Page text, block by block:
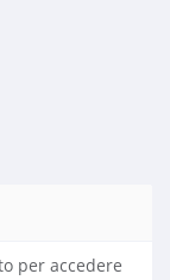
per accedere